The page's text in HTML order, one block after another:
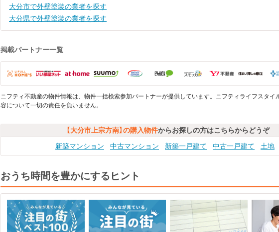
大分市で外壁塗装の業者を探す
大分県で外壁塗装の業者を探す
掲載パートナー一覧
ニフティ不動産の物件情報は、物件一括検索参加パートナーが提供しています。ニフティライフスタイ
容について一切の責任を負いません。
【大分市上宗方南】の購入物件からお探しの方はこちらからどうぞ
新築マンション
中古マンション 新築一戸建て 中古一戸建て 土地
おうち時間を豊かにするヒント